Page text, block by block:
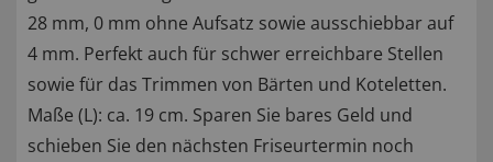
28 mm, 0 mm ohne Aufsatz sowie ausschiebbar auf
4 mm. Perfekt auch für schwer erreichbare Stellen
sowie für das Trimmen von Bärten und Koteletten.
Maße (L): ca. 19 cm. Sparen Sie bares Geld und
schieben Sie den nächsten Friseurtermin noch